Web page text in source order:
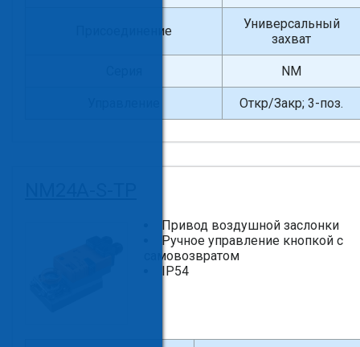
Присоединение
Универсальный
захват
NM
Откр/Закр; 3-поз.
Привод воздушной заслонки
Ручное управление кнопкой с
самовозвратом
IP54